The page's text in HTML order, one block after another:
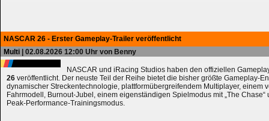
NASCAR 26 - Erster Gameplay-Trailer veröffentlicht
Multi | 02.08.2026 12:00 Uhr von Benny
NASCAR und iRacing Studios haben den offiziellen
26 veröffentlicht. Der neuste Teil der Reihe bietet die bisher größte Gameplay-
dynamischer Streckentechnologie, plattformübergreifendem Multiplayer, einem
Fahrmodell, Burnout-Jubel, einem eigenständigen Spielmodus mit „The
Peak-Performance-Trainingsmodus.